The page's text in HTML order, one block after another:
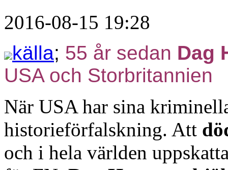
2016-08-15 19:28
källa; 55 år sedan Dag
USA och Storbritannien
När USA har sina
historieförfalskning. Att
och i hela världen